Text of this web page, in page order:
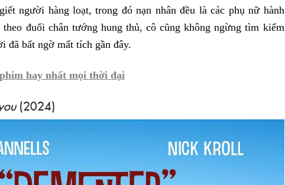
người hàng loạt, trong đó nạn nhân đều là các phụ nữ hành
đuổi chân tướng hung thủ, cô cũng không ngừng tìm kiếm
đã bất ngờ mất tích gần đây.
hay nhất mọi thời đại
(2024)